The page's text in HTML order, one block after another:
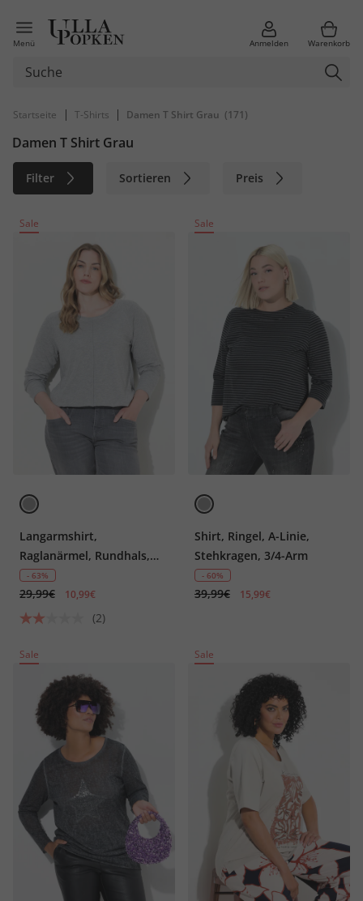
Menü Anmelden Warenkorb
Startseite | T-Shirts | Damen T Shirt Grau (171)
Damen T Shirt Grau
Filter Sortieren Preis
Material
Sale
Langarmshirt,
Raglanärmel, Rundhals,
OEKO-TEX
- 63%
29,99€ 10,99€
(2)
Sale
Shirt, Ringel, A-Linie,
Stehkragen, 3/4-Arm
- 60%
39,99€ 15,99€
Sale Sale